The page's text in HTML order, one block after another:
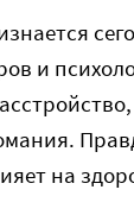
и
на